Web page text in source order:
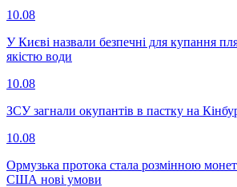
10.08
У Києві назвали безпечні для купання
якістю води
10.08
ЗСУ загнали окупантів в пастку на
10.08
Ормузька протока стала розмінною
США нові умови